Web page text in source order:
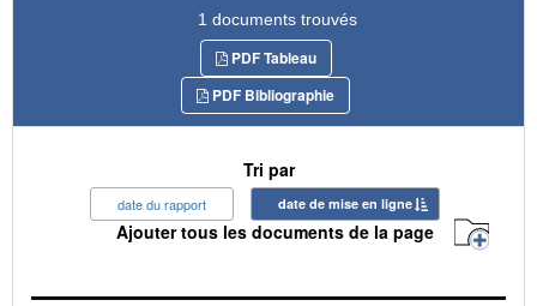
1 documents trouvés
PDF Tableau
PDF Bibliographie
Tri par
date du rapport date de mise en ligne
Ajouter tous les documents de la page